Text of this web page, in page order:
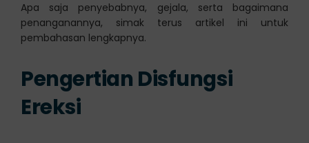
Apa saja penyebabnya, gejala, serta bagaimana
penanganannya, simak terus artikel ini untuk
pembahasan lengkapnya.
Pengertian Disfungsi
Ereksi